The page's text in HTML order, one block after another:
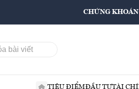
CHỨNG KHOÁN
TIÊU ĐIỂMĐẦU TƯTÀI